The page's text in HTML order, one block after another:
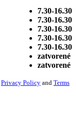
7.30-16.30
7.30-16.30
7.30-16.30
7.30-16.30
7.30-16.30
zatvorené
zatvorené
Privacy Policy and Terms